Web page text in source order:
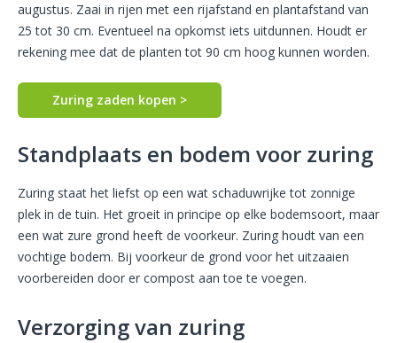
augustus. Zaai in rijen met een rijafstand en plantafstand van
25 tot 30 cm. Eventueel na opkomst iets uitdunnen. Houdt er
rekening mee dat de planten tot 90 cm hoog kunnen worden.
Zuring zaden kopen >
Standplaats en bodem voor zuring
Zuring staat het liefst op een wat schaduwrijke tot zonnige
plek in de tuin. Het groeit in principe op elke bodemsoort, maar
een wat zure grond heeft de voorkeur. Zuring houdt van een
vochtige bodem. Bij voorkeur de grond voor het uitzaaien
voorbereiden door er compost aan toe te voegen.
Verzorging van zuring